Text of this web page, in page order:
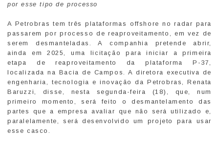
por esse tipo de processo
A Petrobras tem três plataformas offshore no radar para
passarem por processo de reaproveitamento, em vez de
serem desmanteladas. A companhia pretende abrir,
ainda em 2025, uma licitação para iniciar a primeira
etapa de reaproveitamento da plataforma P-37,
localizada na Bacia de Campos. A diretora executiva de
engenharia, tecnologia e inovação da Petrobras, Renata
Baruzzi, disse, nesta segunda-feira (18), que, num
primeiro momento, será feito o desmantelamento das
partes que a empresa avaliar que não será utilizado e,
paralelamente, será desenvolvido um projeto para usar
esse casco.